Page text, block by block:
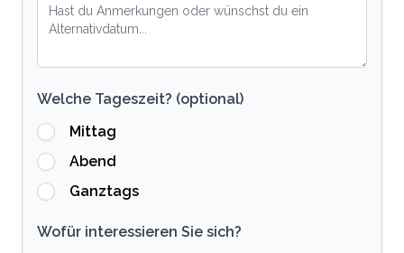
Welche Tageszeit? (optional)
Mittag
Abend
Ganztags
Wofür interessieren Sie sich?